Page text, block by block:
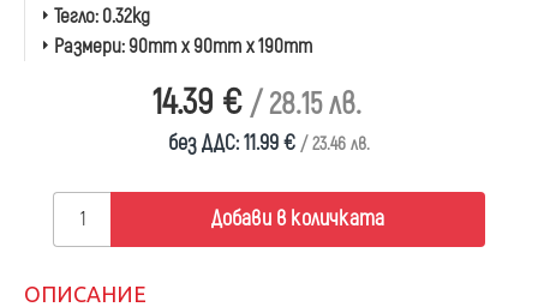
14.39 € / 28.15 лв.
без ДДС: 11.99 € / 23.46 лв.
Тегло:0.32kg
Размери:90mm x 90mm x 190mm
Добави в количката
ОПИСАНИЕ